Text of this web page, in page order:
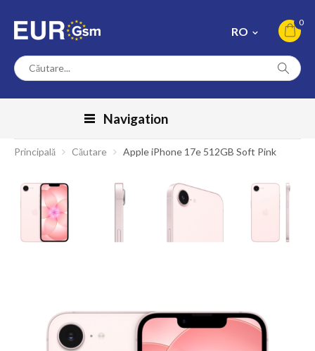
0
RO
Navigation
Principală Căutare Apple iPhone 17e 512GB Soft Pink